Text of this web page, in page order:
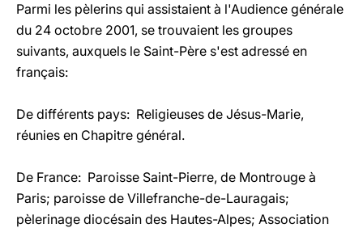
Parmi les pèlerins qui assistaient à l'Audience générale
du 24 octobre 2001, se trouvaient les groupes
suivants, auxquels le Saint-Père s'est adressé en
français:
De différents pays: Religieuses de Jésus-Marie,
réunies en Chapitre général.
De France: Paroisse Saint-Pierre, de Montrouge à
Paris; paroisse de Villefranche-de-Lauragais;
pèlerinage diocésain des Hautes-Alpes; Association